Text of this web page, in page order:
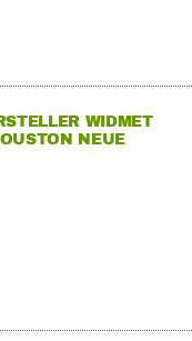
WIDMET
NEUE